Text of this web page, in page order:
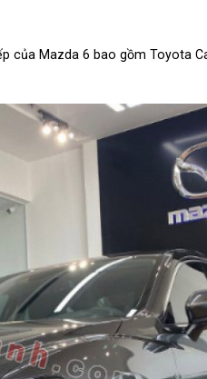
của Mazda 6 bao gồm Toyota